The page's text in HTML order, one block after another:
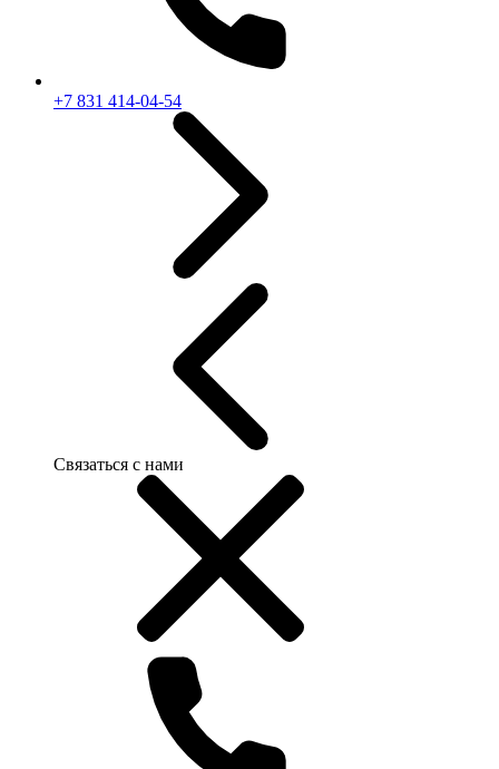
+7 831 414-04-54
Связаться с нами